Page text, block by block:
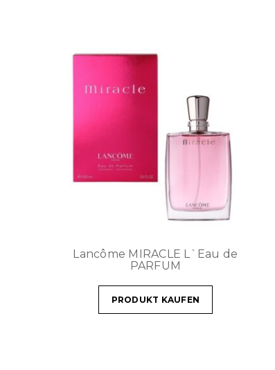
Lancôme MIRACLE L`Eau de
PARFUM
PRODUKT KAUFEN